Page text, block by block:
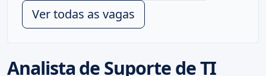
Analista de Suporte de TI
Ver todas as vagas